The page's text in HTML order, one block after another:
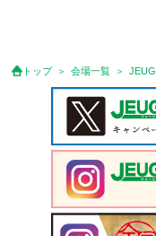
トップ 会場一覧